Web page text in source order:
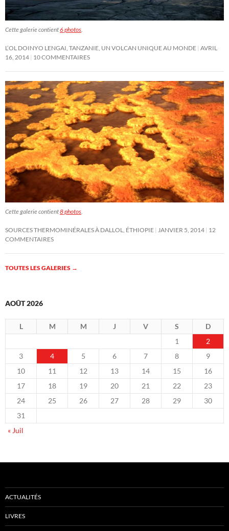
Cette galerie contient6 photos.
L’OL DOINYO LENGAI, TANZANIE, UN VOLCAN UNIQUE AU MONDE AVRIL
16, 2014 10 COMMENTAIRES
Cette galerie contient8 photos.
SOURCES THERMOMINÉRALES À DALLOL, ÉTHIOPIE JANVIER 5, 2014 12
COMMENTAIRES
TOUTES LES GALERIES →
AOÛT 2026
L M M J V S
D
1
2
3
4 5 6 7 8
9
10
11 12 13 14 15
16
17
18 19 20 21 22
23
24
25 26 27 28 29
30
31
« Juil
ACTUALITÉS
LIVRES